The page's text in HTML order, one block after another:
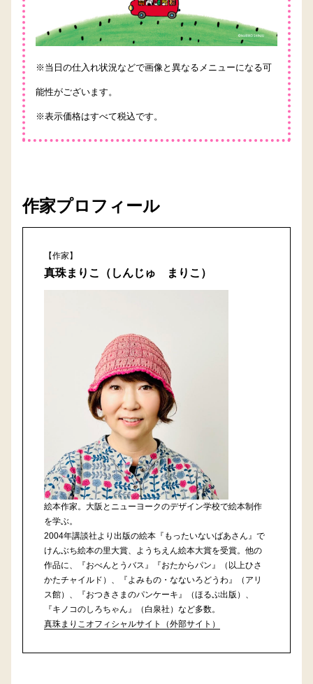
※当日の仕入れ状況などで画像と異なるメニューになる可
能性がございます。
※表示価格はすべて税込です。
作家プロフィール
【作家】
真珠まりこ（しんじゅ まりこ）
絵本作家。大阪とニューヨークのデザイン学校で絵本制作
を学ぶ。
2004年講談社より出版の絵本『もったいないばあさん』で
けんぶち絵本の里大賞、ようちえん絵本大賞を受賞。他の
作品に、『おべんとうバス』『おたからパン』（以上ひさ
かたチャイルド）、『よみもの・なないろどうわ』（アリ
ス館）、『おつきさまのパンケーキ』（ほるぷ出版）、
『キノコのしろちゃん』（白泉社）など多数。
真珠まりこオフィシャルサイト（外部サイト）